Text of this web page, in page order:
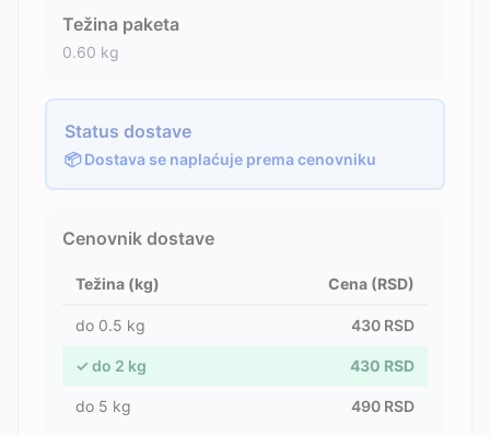
Težina paketa
0.60 kg
Status dostave
📦 Dostava se naplaćuje prema cenovniku
Cenovnik dostave
Težina (kg) Cena (RSD)
do 0.5 kg 430 RSD
✓ do 2 kg 430 RSD
do 5 kg 490 RSD